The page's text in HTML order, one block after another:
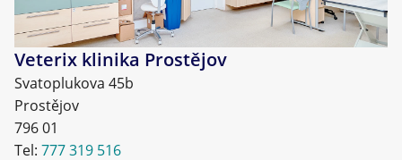
Veterix klinika Prostějov
Svatoplukova 45b
Prostějov
796 01
Tel: 777 319 516